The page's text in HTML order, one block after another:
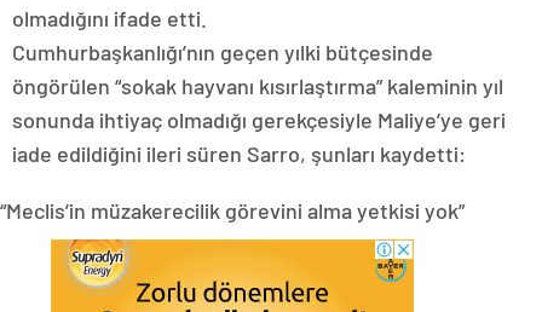
olmadığını ifade etti.
Cumhurbaşkanlığı’nın geçen yılki bütçesinde
öngörülen “sokak hayvanı kısırlaştırma” kaleminin yıl
sonunda ihtiyaç olmadığı gerekçesiyle Maliye’ye geri
iade edildiğini ileri süren Sarro, şunları kaydetti:
“Meclis’in müzakerecilik görevini alma yetkisi yok”